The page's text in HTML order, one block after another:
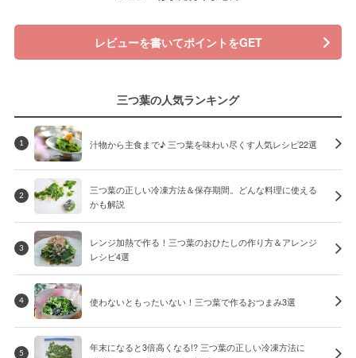
レビューを書いてポイントをGET
三つ葉の人気ランキング
1 汁物から主食まで♪ 三つ葉を味わい尽くす人気レシピ22選
2
三つ葉の正しい冷凍方法＆保存期間。どんな料理に使える
かも解説
3
レンジ加熱で作る！三つ葉のおひたしの作り方＆アレンジ
レシピ4選
4 使わないともったいない！三つ葉で作るおつまみ3選
5
年末になると3倍高くなる!? 三つ葉の正しい冷凍方法に